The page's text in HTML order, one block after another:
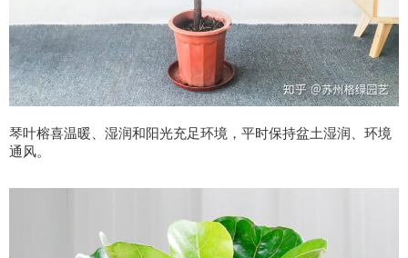
琴叶榕喜温暖、湿润和阳光充足环境，平时保持盆土湿润、环境
通风。